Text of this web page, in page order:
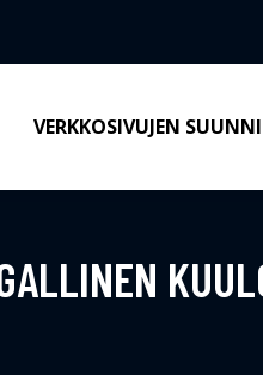
VERKKOSIVUJEN